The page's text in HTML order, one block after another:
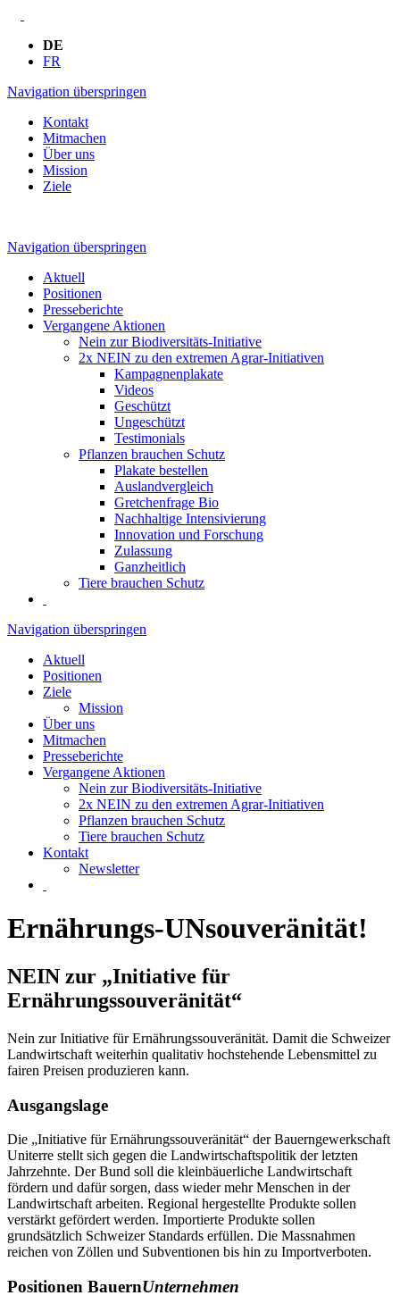
DE
FR
Navigation überspringen
Kontakt
Mitmachen
Über uns
Mission
Ziele
Navigation überspringen
Aktuell
Positionen
Presseberichte
Vergangene Aktionen
Nein zur Biodiversitäts-Initiative
2x NEIN zu den extremen Agrar-Initiativen
Kampagnenplakate
Videos
Geschützt
Ungeschützt
Testimonials
Pflanzen brauchen Schutz
Plakate bestellen
Auslandvergleich
Gretchenfrage Bio
Nachhaltige Intensivierung
Innovation und Forschung
Zulassung
Ganzheitlich
Tiere brauchen Schutz
Navigation überspringen
Aktuell
Positionen
Ziele
Mission
Über uns
Mitmachen
Presseberichte
Vergangene Aktionen
Nein zur Biodiversitäts-Initiative
2x NEIN zu den extremen Agrar-Initiativen
Pflanzen brauchen Schutz
Tiere brauchen Schutz
Kontakt
Newsletter
Ernährungs-­UNsouveränität!
NEIN zur „Initiative für
Ernährungssouveränität“
Nein zur Initiative für Ernährungssouveränität. Damit die Schweizer
Landwirtschaft weiterhin qualitativ hochstehende Lebensmittel zu
fairen Preisen produzieren kann.
Ausgangslage
Die „Initiative für Ernährungssouveränität“ der Bauerngewerkschaft
Uniterre stellt sich gegen die Landwirtschaftspolitik der letzten
Jahrzehnte. Der Bund soll die kleinbäuerliche Landwirtschaft
fördern und dafür sorgen, dass wieder mehr Menschen in der
Landwirtschaft arbeiten. Regional hergestellte Produkte sollen
verstärkt gefördert werden. Importierte Produkte sollen
grundsätzlich Schweizer Standards erfüllen. Die Massnahmen
reichen von Zöllen und Subventionen bis hin zu Importverboten.
Positionen BauernUnternehmen